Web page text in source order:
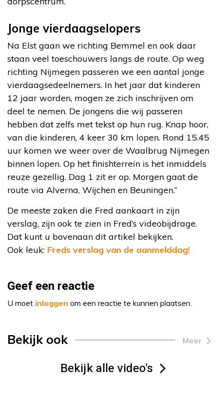
Jonge vierdaagselopers
Na Elst gaan we richting Bemmel en ook daar
staan veel toeschouwers langs de route. Op weg
richting Nijmegen passeren we een aantal jonge
vierdaagsedeelnemers. In het jaar dat kinderen
12 jaar worden, mogen ze zich inschrijven om
deel te nemen. De jongens die wij passeren
hebben dat zelfs met tekst op hun rug. Knap hoor,
van die kinderen, 4 keer 30 km lopen. Rond 15.45
uur komen we weer over de Waalbrug Nijmegen
binnen lopen. Op het finishterrein is het inmiddels
reuze gezellig. Dag 1 zit er op. Morgen gaat de
route via Alverna, Wijchen en Beuningen.”
De meeste zaken die Fred aankaart in zijn
verslag, zijn ook te zien in Fred’s videobijdrage.
Dat kunt u bovenaan dit artikel bekijken.
Ook leuk: Freds verslag van de aanmelddag!
Geef een reactie
U moet inloggen om een reactie te kunnen plaatsen.
Bekijk ook Meer
Bekijk alle video's